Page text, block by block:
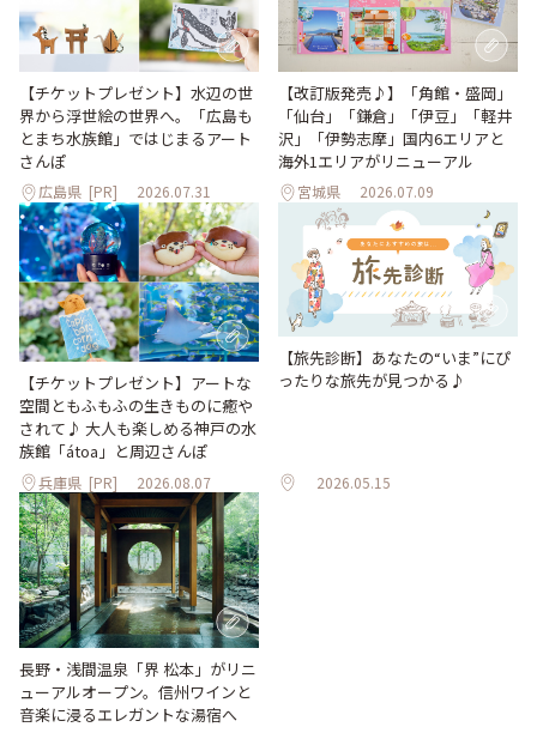
【チケットプレゼント】水辺の世
界から浮世絵の世界へ。「広島も
とまち水族館」ではじまるアート
さんぽ
広島県 [PR] 2026.07.31
【改訂版発売♪】「角館・盛岡」
「仙台」「鎌倉」「伊豆」「軽井
沢」「伊勢志摩」国内6エリアと
海外1エリアがリニューアル
宮城県 2026.07.09
【チケットプレゼント】アートな
空間ともふもふの生きものに癒や
されて♪ 大人も楽しめる神戸の水
族館「átoa」と周辺さんぽ
兵庫県 [PR] 2026.08.07
【旅先診断】あなたの“いま”にぴ
ったりな旅先が見つかる♪
2026.05.15
長野・浅間温泉「界 松本」がリニ
ューアルオープン。信州ワインと
音楽に浸るエレガントな湯宿へ